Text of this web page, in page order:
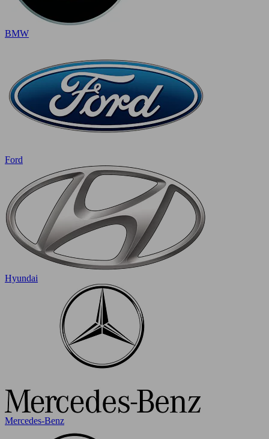
BMW
Ford
Hyundai
Mercedes-Benz